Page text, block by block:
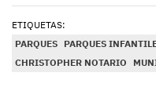
ETIQUETAS:
PARQUES PARQUES
CHRISTOPHER NOTARIO